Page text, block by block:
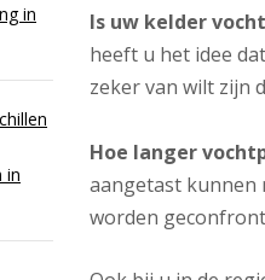
in
in
Is uw kelder
heeft u het idee
zeker van wilt zijn
Hoe langer
aangetast kunnen
worden